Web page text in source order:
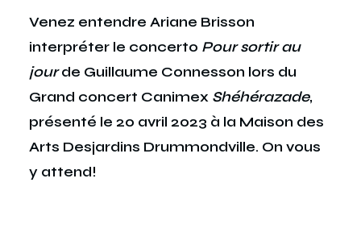
Venez entendre Ariane Brisson
interpréter le concerto Pour sortir au
jourde Guillaume Connesson lors du
Grand concert Canimex Shéhérazade,
présenté le 20 avril 2023 à la Maison des
Arts Desjardins Drummondville. On vous
y attend!